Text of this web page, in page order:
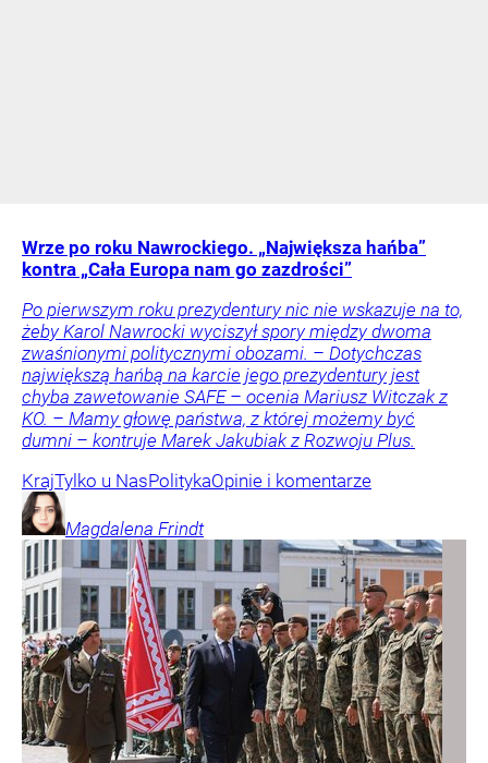
Wrze po roku Nawrockiego. „Największa hańba”
kontra „Cała Europa nam go zazdrości”
Po pierwszym roku prezydentury nic nie wskazuje na to,
żeby Karol Nawrocki wyciszył spory między dwoma
zwaśnionymi politycznymi obozami. – Dotychczas
największą hańbą na karcie jego prezydentury jest
chyba zawetowanie SAFE – ocenia Mariusz Witczak z
KO. – Mamy głowę państwa, z której możemy być
dumni – kontruje Marek Jakubiak z Rozwoju Plus.
KrajTylko u NasPolitykaOpinie i komentarze
Magdalena Frindt